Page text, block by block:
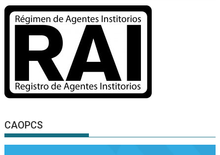
CAOPCS